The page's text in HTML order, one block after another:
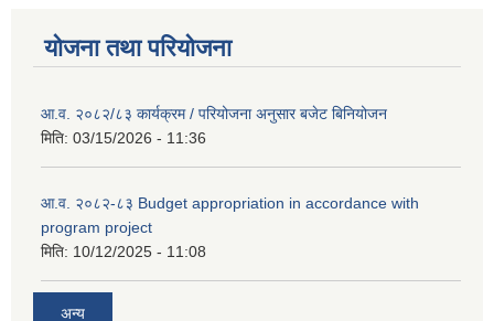
योजना तथा परियोजना
आ.व. २०८२/८३ कार्यक्रम / परियोजना अनुसार बजेट बिनियोजन
मिति: 03/15/2026 - 11:36
आ.व. २०८२-८३ Budget appropriation in accordance with
program project
मिति: 10/12/2025 - 11:08
अन्य